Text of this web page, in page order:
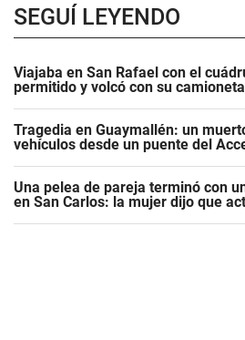
SEGUÍ LEYENDO
Viajaba en San Rafael con el
permitido y volcó con su
Tragedia en Guaymallén: un
vehículos desde un puente del
Una pelea de pareja terminó con
en San Carlos: la mujer dijo que